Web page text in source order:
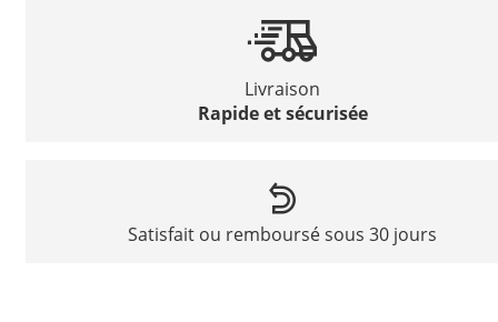
Livraison
Rapide et sécurisée
Satisfait ou remboursé sous 30 jours